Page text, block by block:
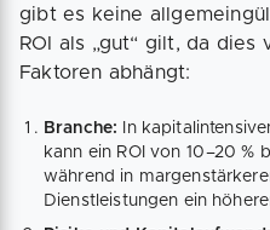
gibt es keine
ROI als „gut“ gilt, da dies
Faktoren abhängt:
Branche: In
kann ein ROI von 10–20 %
während in
Dienstleistungen ein